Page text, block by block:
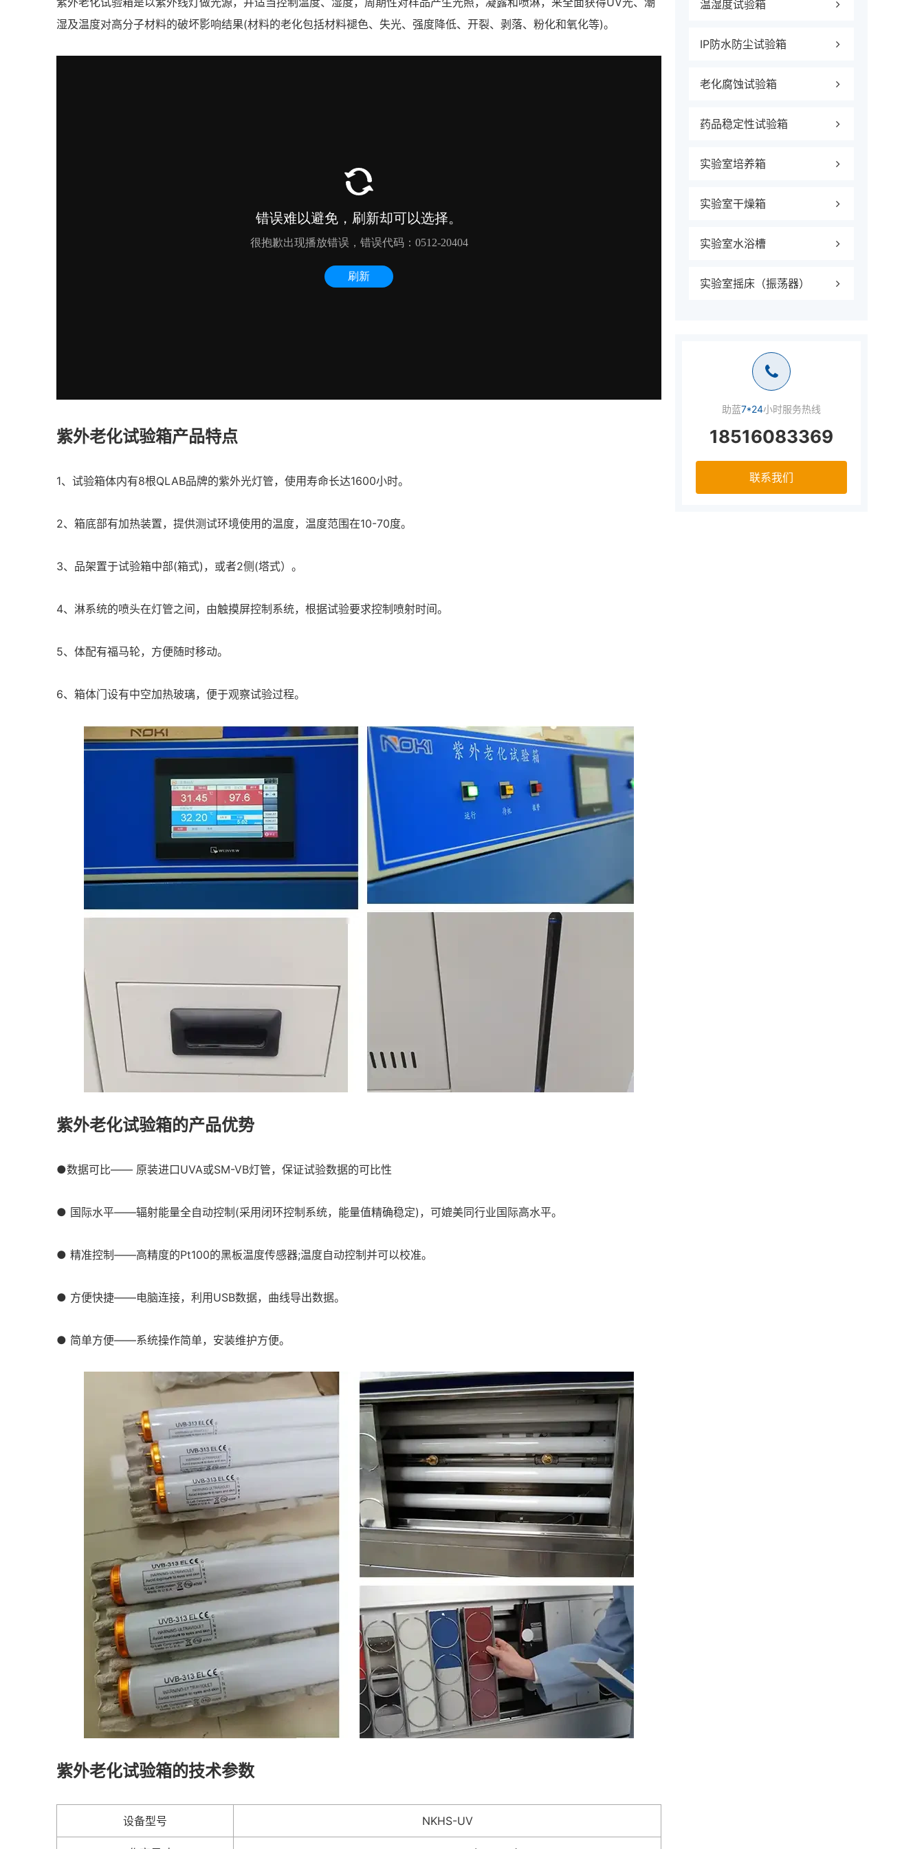
温湿度试验箱
IP防水防尘试验箱
老化腐蚀试验箱
药品稳定性试验箱
实验室培养箱
实验室干燥箱
实验室水浴槽
实验室摇床（振荡器）
助蓝7*24小时服务热线
18516083369
联系我们
湿及温度对高分子材料的破坏影响结果(材料的老化包括材料褪色、失光、强度降低、开裂、剥落、粉化和氧化等)。
紫外老化试验箱产品特点
1、试验箱体内有8根QLAB品牌的紫外光灯管，使用寿命长达1600小时。
2、箱底部有加热装置，提供测试环境使用的温度，温度范围在10-70度。
3、品架置于试验箱中部(箱式)，或者2侧(塔式）。
4、淋系统的喷头在灯管之间，由触摸屏控制系统，根据试验要求控制喷射时间。
5、体配有福马轮，方便随时移动。
6、箱体门设有中空加热玻璃，便于观察试验过程。
紫外老化试验箱的产品优势
●数据可比—— 原装进口UVA或SM-VB灯管，保证试验数据的可比性
● 国际水平——辐射能量全自动控制(采用闭环控制系统，能量值精确稳定)，可媲美同行业国际高水平。
● 精准控制——高精度的Pt100的黑板温度传感器;温度自动控制并可以校准。
● 方便快捷——电脑连接，利用USB数据，曲线导出数据。
● 简单方便——系统操作简单，安装维护方便。
紫外老化试验箱的技术参数
设备型号 NKHS-UV